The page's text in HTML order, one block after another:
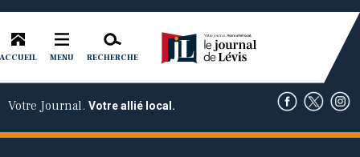
ACCUEIL MENU RECHERCHE
Votre Journal. Votre allié local.